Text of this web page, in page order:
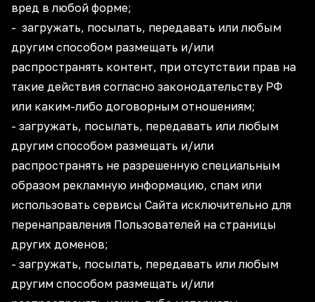
вред в любой форме;
- загружать, посылать, передавать или любым
другим способом размещать и/или
распространять контент, при отсутствии прав на
такие действия согласно законодательству РФ
или каким-либо договорным отношениям;
- загружать, посылать, передавать или любым
другим способом размещать и/или
распространять не разрешенную специальным
образом рекламную информацию, спам или
использовать сервисы Сайта исключительно для
перенаправления Пользователей на страницы
других доменов;
- загружать, посылать, передавать или любым
другим способом размещать и/или